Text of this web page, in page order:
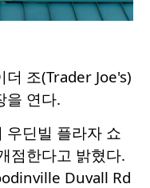
조(Trader Joe's)
을 연다.
우딘빌 플라자 쇼
점한다고 밝혔다.
Duvall Rd